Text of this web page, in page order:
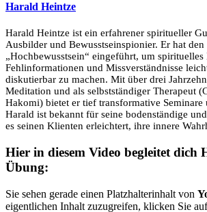
Harald Heintze
Harald Heintze ist ein erfahrener spiritueller
Ausbilder und Bewusstseinspionier. Er hat
„Hochbewusstsein“ eingeführt, um spirituelles
Fehlinformationen und Missverständnisse
diskutierbar zu machen. Mit über drei
Meditation und als selbstständiger Therapeut
Hakomi) bietet er tief transformative Seminare
Harald ist bekannt für seine bodenständige
es seinen Klienten erleichtert, ihre innere
Hier in diesem Video begleitet dich
Übung:
Sie sehen gerade einen Platzhalterinhalt von
eigentlichen Inhalt zuzugreifen, klicken Sie